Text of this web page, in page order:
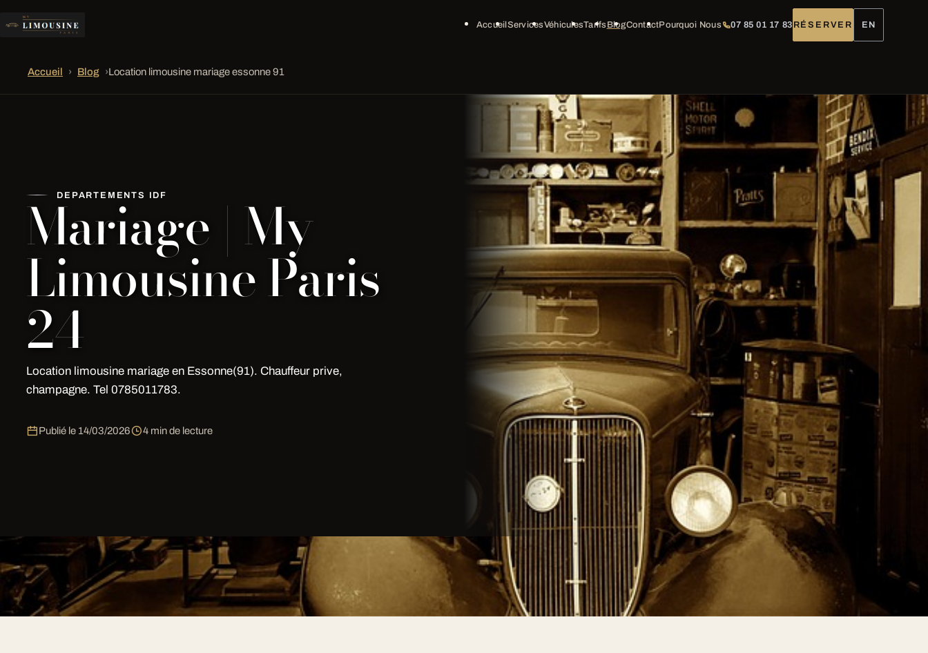
AccueilServicesVéhiculesTarifsBlogContactPourquoi Nous 07 85 01 17 83 RÉSERVER EN
Accueil › Blog ›Location limousine mariage essonne 91
DEPARTEMENTS IDF
Mariage | My
Limousine Paris
24
Location limousine mariage en Essonne(91). Chauffeur prive,
champagne. Tel 0785011783.
Publié le 14/03/2026 4 min de lecture
Une limousine pour Location à Paris, c'est bien plus qu'un transport — c'est une
déclaration. Notre Lincoln blanche, Hummer H2 ou Chrysler 300C fera de cet événement
un souvenir gravé.